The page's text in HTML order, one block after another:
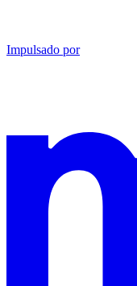
Impulsado por